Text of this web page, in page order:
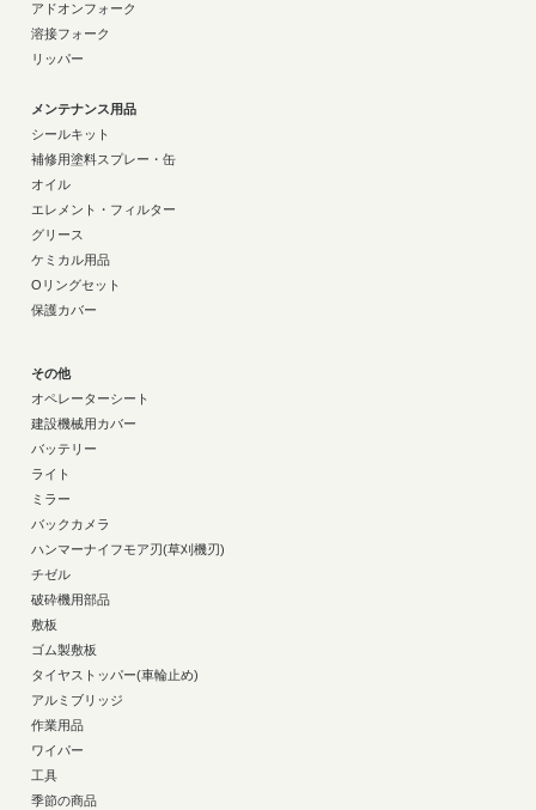
アドオンフォーク
溶接フォーク
リッパー
メンテナンス用品
シールキット
補修用塗料スプレー・缶
オイル
エレメント・フィルター
グリース
ケミカル用品
Oリングセット
保護カバー
その他
オペレーターシート
建設機械用カバー
バッテリー
ライト
ミラー
バックカメラ
ハンマーナイフモア刃(草刈機刃)
チゼル
破砕機用部品
敷板
ゴム製敷板
タイヤストッパー(車輪止め)
アルミブリッジ
作業用品
ワイパー
工具
季節の商品